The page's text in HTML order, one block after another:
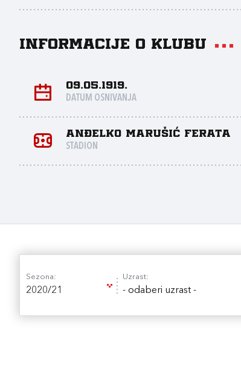
Informacije o klubu
09.05.1919.
DATUM OSNIVANJA
Anđelko Marušić Ferata
STADION
Sezona:
2020/21
Uzrast:
- odaberi uzrast -